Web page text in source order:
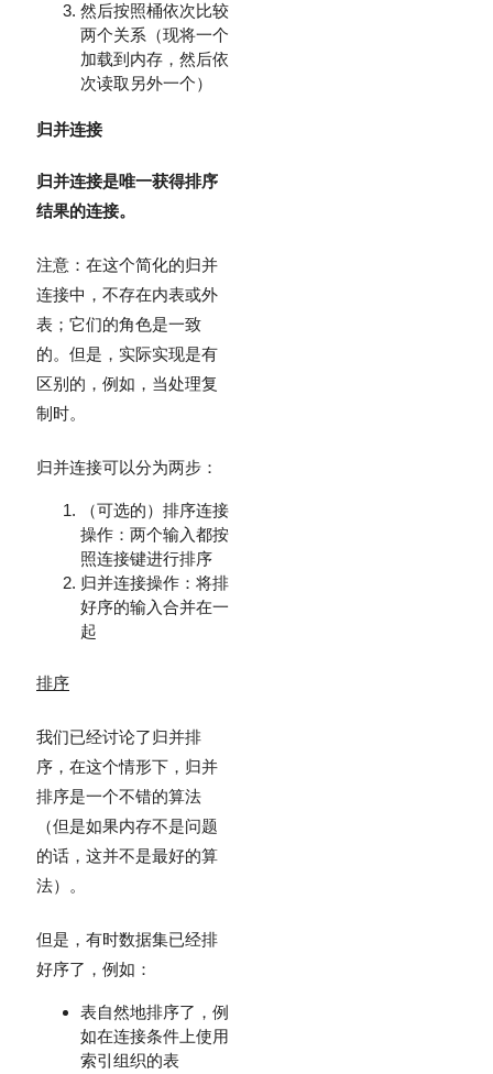
然后按照桶依次比较
两个关系（现将一个
加载到内存，然后依
次读取另外一个）
归并连接
归并连接是唯一获得排序
结果的连接。
注意：在这个简化的归并
连接中，不存在内表或外
表；它们的角色是一致
的。但是，实际实现是有
区别的，例如，当处理复
制时。
归并连接可以分为两步：
（可选的）排序连接
操作：两个输入都按
照连接键进行排序
归并连接操作：将排
好序的输入合并在一
起
排序
我们已经讨论了归并排
序，在这个情形下，归并
排序是一个不错的算法
（但是如果内存不是问题
的话，这并不是最好的算
法）。
但是，有时数据集已经排
好序了，例如：
表自然地排序了，例
如在连接条件上使用
索引组织的表